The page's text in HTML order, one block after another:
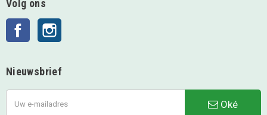
Volg ons
Facebook
Nieuwsbrief
Oké